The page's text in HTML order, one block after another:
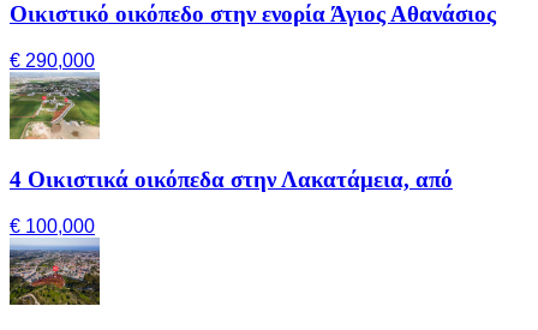
Οικιστικό οικόπεδο στην ενορία Άγιος Αθανάσιος
€ 290,000
4 Οικιστικά οικόπεδα στην Λακατάμεια, από
€ 100,000